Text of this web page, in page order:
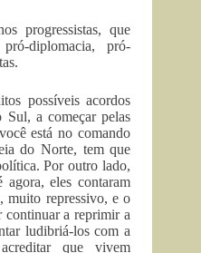
progressistas, que
pró-diplomacia, pró-
possíveis acordos
a começar pelas
está no comando
do Norte, tem que
Por outro lado,
agora, eles contaram
muito repressivo, e o
continuar a reprimir a
ludibriá-los com a
que vivem